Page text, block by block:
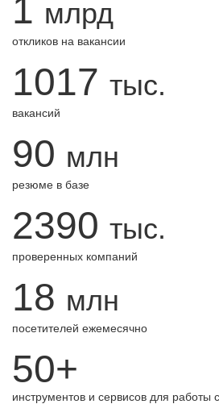
1 млрд
откликов на вакансии
1017 тыс.
вакансий
90 млн
резюме в базе
2390 тыс.
проверенных компаний
18 млн
посетителей ежемесячно
50+
инструментов и сервисов для работы